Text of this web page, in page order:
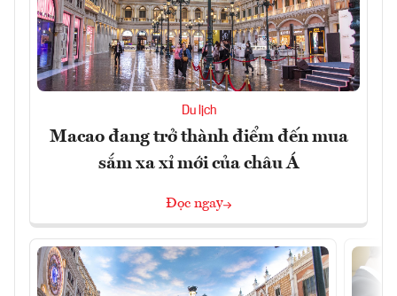
Du lịch
Macao đang trở thành điểm đến mua
sắm xa xỉ mới của châu Á
Đọc ngay